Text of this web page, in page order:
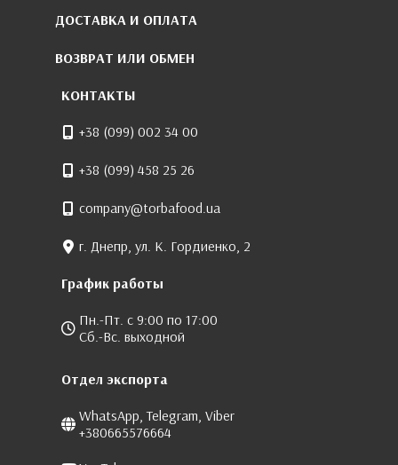
ДОСТАВКА И ОПЛАТА
ВОЗВРАТ ИЛИ ОБМЕН
КОНТАКТЫ
+38 (099) 002 34 00
+38 (099) 458 25 26
company@torbafood.ua
г. Днепр, ул. К. Гордиенко, 2
График работы
Пн.-Пт. с 9:00 по 17:00
Сб.-Вс. выходной
Отдел экспорта
WhatsApp, Telegram, Viber
+380665576664